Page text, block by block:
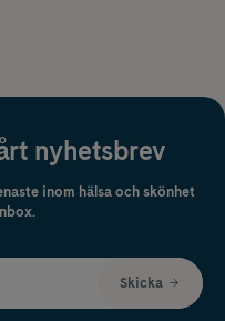
nyhetsbrev
inom hälsa och skönhet
Skicka